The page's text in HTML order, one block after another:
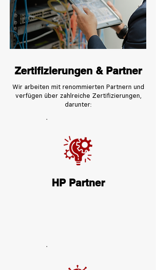
Zertifizierungen & Partner
Wir arbeiten mit renommierten Partnern und
verfügen über zahlreiche Zertifizierungen,
darunter:
HP Partner